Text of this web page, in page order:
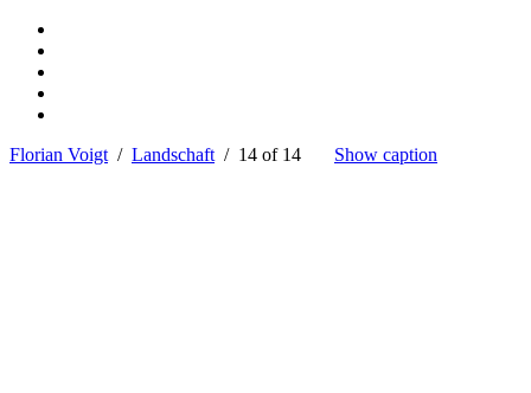
Florian Voigt / Landschaft / 14 of 14 Show caption